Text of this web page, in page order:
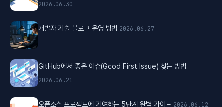
2026.06.30
개발자 기술 블로그 운영 방법 2026.06.27
GitHub에서 좋은 이슈(Good First Issue) 찾는 방법
2026.06.21
오픈소스 프로젝트에 기여하는 5단계 완벽 가이드 2026.06.12